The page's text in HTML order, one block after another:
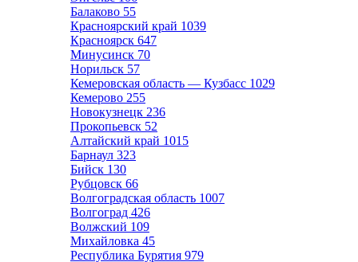
Балаково 55
Красноярский край 1039
Красноярск 647
Минусинск 70
Норильск 57
Кемеровская область — Кузбасс 1029
Кемерово 255
Новокузнецк 236
Прокопьевск 52
Алтайский край 1015
Барнаул 323
Бийск 130
Рубцовск 66
Волгоградская область 1007
Волгоград 426
Волжский 109
Михайловка 45
Республика Бурятия 979